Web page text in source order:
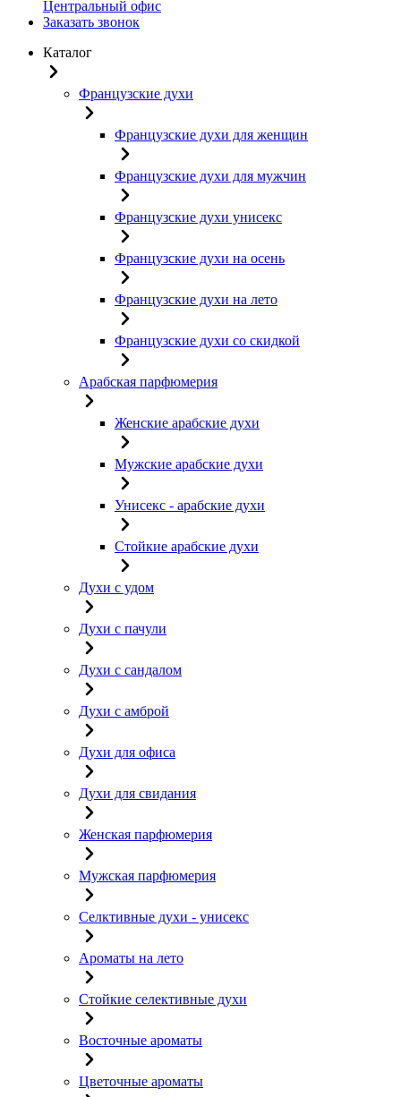
Центральный офис
Заказать звонок
Каталог
Французские духи
Французские духи для женщин
Французские духи для мужчин
Французские духи унисекс
Французские духи на осень
Французские духи на лето
Французские духи со скидкой
Арабская парфюмерия
Женские арабские духи
Мужские арабские духи
Унисекс - арабские духи
Стойкие арабские духи
Духи с удом
Духи с пачули
Духи с сандалом
Духи с амброй
Духи для офиса
Духи для свидания
Женская парфюмерия
Мужская парфюмерия
Селктивные духи - унисекс
Ароматы на лето
Стойкие селективные духи
Восточные ароматы
Цветочные ароматы